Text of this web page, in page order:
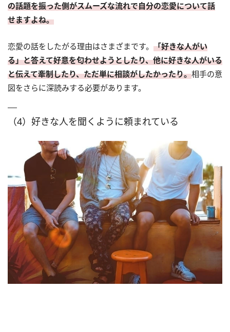
の話題を振った側がスムーズな流れで自分の恋愛について話
せますよね。
恋愛の話をしたがる理由はさまざまです。 「好きな人がい
る」と答えて好意を匂わせようとしたり、他に好きな人がいる
と伝えて牽制したり、ただ単に相談がしたかったり。相手の意
図をさらに深読みする必要があります。
（4）好きな人を聞くように頼まれている